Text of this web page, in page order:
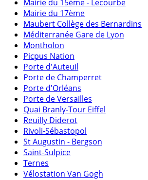
Mairie du 15ème - Lecourbe
Mairie du 17ème
Maubert Collège des Bernardins
Méditerranée Gare de Lyon
Montholon
Picpus Nation
Porte d'Auteuil
Porte de Champerret
Porte d'Orléans
Porte de Versailles
Quai Branly-Tour Eiffel
Reuilly Diderot
Rivoli-Sébastopol
St Augustin - Bergson
Saint-Sulpice
Ternes
Vélostation Van Gogh